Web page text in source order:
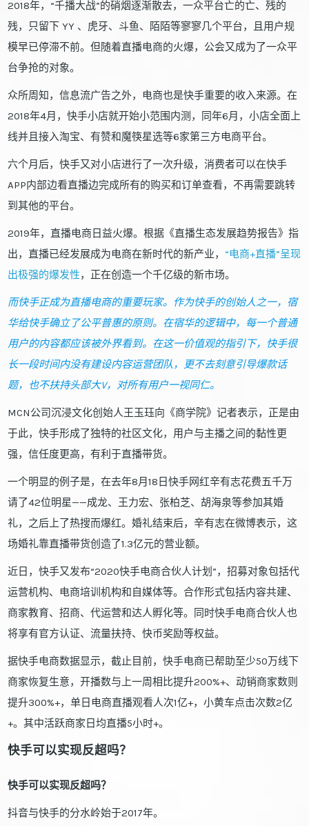
2018年，“千播大战”的硝烟逐渐散去，一众平台亡的亡、残的
残，只留下 YY 、虎牙、斗鱼、陌陌等寥寥几个平台，且用户规
模早已停滞不前。但随着直播电商的火爆，公会又成为了一众平
台争抢的对象。
众所周知，信息流广告之外，电商也是快手重要的收入来源。在
2018年4月，快手小店就开始小范围内测，同年6月，小店全面上
线并且接入淘宝、有赞和魔筷星选等6家第三方电商平台。
六个月后，快手又对小店进行了一次升级，消费者可以在快手
APP内部边看直播边完成所有的购买和订单查看，不再需要跳转
到其他的平台。
2019年，直播电商日益火爆。根据《直播生态发展趋势报告》指
出，直播已经发展成为电商在新时代的新产业， “电商+直播”呈现
出极强的爆发性，正在创造一个千亿级的新市场。
而快手正成为直播电商的重要玩家。作为快手的创始人之一，宿
华给快手确立了公平普惠的原则。在宿华的逻辑中，每一个普通
用户的内容都应该被外界看到。在这一价值观的指引下，快手很
长一段时间内没有建设内容运营团队，更不去刻意引导爆款话
题，也不扶持头部大V，对所有用户一视同仁。
MCN公司沉浸文化创始人王玉珏向《商学院》记者表示，正是由
于此，快手形成了独特的社区文化，用户与主播之间的黏性更
强，信任度更高，有利于直播带货。
一个明显的例子是，在去年8月18日快手网红辛有志花费五千万
请了42位明星——成龙、王力宏、张柏芝、胡海泉等参加其婚
礼，之后上了热搜而爆红。婚礼结束后，辛有志在微博表示，这
场婚礼靠直播带货创造了1.3亿元的营业额。
近日，快手又发布“2020快手电商合伙人计划”，招募对象包括代
运营机构、电商培训机构和自媒体等。合作形式包括内容共建、
商家教育、招商、代运营和达人孵化等。同时快手电商合伙人也
将享有官方认证、流量扶持、快币奖励等权益。
据快手电商数据显示，截止目前，快手电商已帮助至少50万线下
商家恢复生意，开播数与上一周相比提升200%+、动销商家数则
提升300%+，单日电商直播观看人次1亿+，小黄车点击次数2亿
+。其中活跃商家日均直播5小时+。
快手可以实现反超吗？
快手可以实现反超吗？
抖音与快手的分水岭始于2017年。